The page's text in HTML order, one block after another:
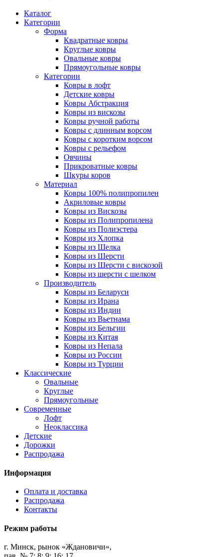
Каталог
Категории
Форма
Квадратные ковры
Круглые ковры
Овальные ковры
Прямоугольные ковры
Категории
Ковры в лофт
Детские ковры
Ковры Абстракция
Ковры из вискозы
Ковры ручной работы
Ковры с длинным ворсом
Ковры с коротким ворсом
Ковры с рельефом
Овчины
Прикроватные ковры
Шкуры коров
Материал
Ковры 100% полипропилен
Акриловые ковры
Ковры из Вискозы
Ковры из Полипропилена
Ковры из Полиэстера
Ковры из Хлопка
Ковры из Шелка
Ковры из Шерсти
Ковры из Шерсти с вискозой
Ковры из шерсти с шелком
Производитель
Ковры из Беларуси
Ковры из Ирана
Ковры из Индии
Ковры из Вьетнама
Ковры из Бельгии
Ковры из Китая
Ковры из Непала
Ковры из России
Ковры из Турции
Классические
Овальные
Круглые
Прямоугольные
Современные
Лофт
Неоклассика
Детские
Дорожки
Распродажа
Информация
Оплата и доставка
Распродажа
Контакты
Режим работы
г. Минск, рынок «Ждановичи»,